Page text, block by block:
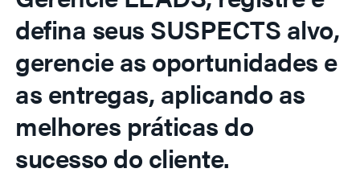
defina seus SUSPECTS alvo,
gerencie as oportunidades e
as entregas, aplicando as
melhores práticas do
sucesso do cliente.